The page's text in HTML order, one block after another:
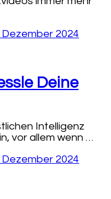
Dezember 2024
Deine
Intelligenz
vor allem wenn …
Dezember 2024